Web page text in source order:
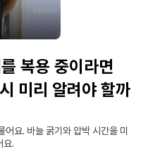
복용 중이라면
미리 알려야 할까
요. 바늘 굵기와 압박 시간을 미
요.